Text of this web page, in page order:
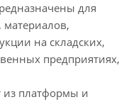
для
на складских,
предприятиях,
из платформы и